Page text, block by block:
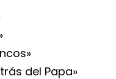
del Papa»